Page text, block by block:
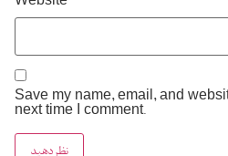
Website
Save my name, email, and
next time I comment.